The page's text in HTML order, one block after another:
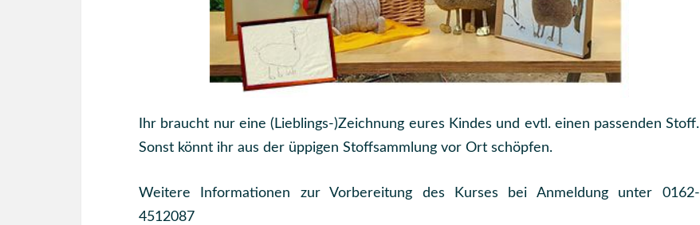
Ihr braucht nur eine (Lieblings-)Zeichnung eures Kindes und evtl. einen passenden Stoff.
Sonst könnt ihr aus der üppigen Stoffsammlung vor Ort schöpfen.
Weitere Informationen zur Vorbereitung des Kurses bei Anmeldung unter 0162-
4512087